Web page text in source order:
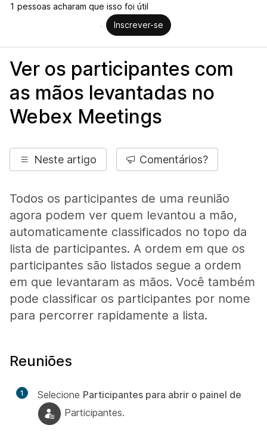
1 pessoas acharam que isso foi útil
Inscrever-se
Ver os participantes com
as mãos levantadas no
Webex Meetings
Neste artigo Comentários?
Todos os participantes de uma reunião
agora podem ver quem levantou a mão,
automaticamente classificados no topo da
lista de participantes. A ordem em que os
participantes são listados segue a ordem
em que levantaram as mãos. Você também
pode classificar os participantes por nome
para percorrer rapidamente a lista.
Reuniões
1 Selecione Participantes para abrir o painel de
Participantes.